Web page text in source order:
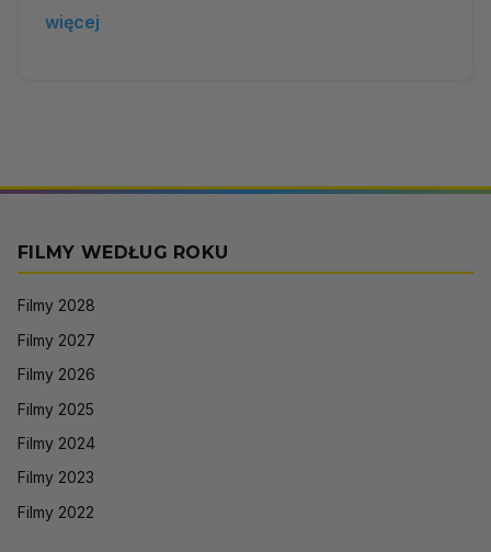
więcej
FILMY WEDŁUG ROKU
Filmy 2028
Filmy 2027
Filmy 2026
Filmy 2025
Filmy 2024
Filmy 2023
Filmy 2022